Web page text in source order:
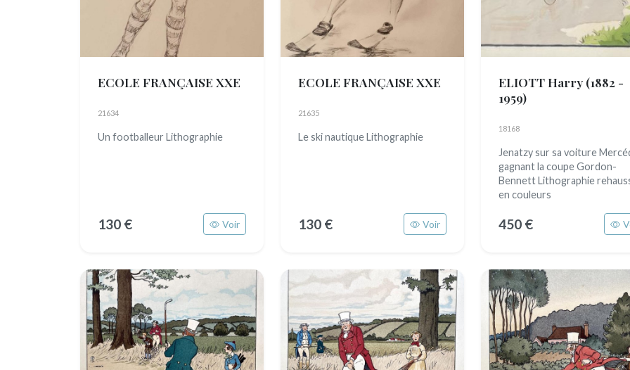
ECOLE FRANÇAISE XXE
21634
Un footballeur Lithographie
130 € Voir
ECOLE FRANÇAISE XXE
21635
Le ski nautique Lithographie
130 € Voir
ELIOTT Harry(1882 -
1959)
18168
Jenatzy sur sa voiture
gagnant la coupe Gordon-
Bennett Lithographie
en couleurs
450 €